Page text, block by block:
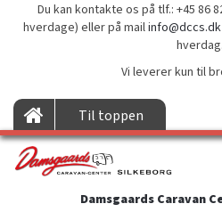
Du kan kontakte os på tlf.: +45 86
hverdage) eller på mailinfo@dccs.dk
hverdag.
Vi leverer kun til
Til toppen
Damsgaards Caravan